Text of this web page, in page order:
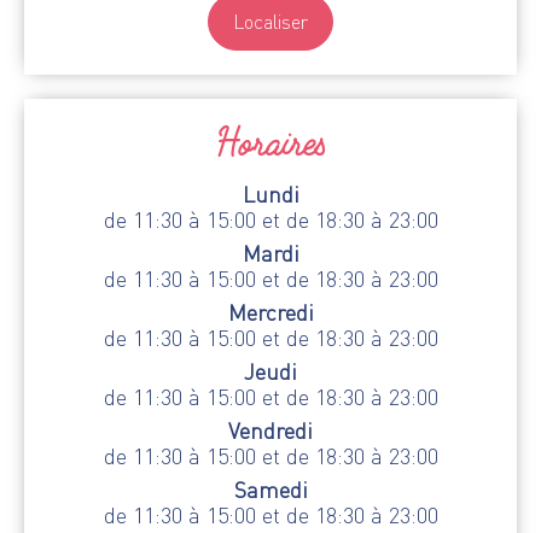
Localiser
Horaires
Lundi
de 11:30 à 15:00 et de 18:30 à 23:00
Mardi
de 11:30 à 15:00 et de 18:30 à 23:00
Mercredi
de 11:30 à 15:00 et de 18:30 à 23:00
Jeudi
de 11:30 à 15:00 et de 18:30 à 23:00
Vendredi
de 11:30 à 15:00 et de 18:30 à 23:00
Samedi
de 11:30 à 15:00 et de 18:30 à 23:00